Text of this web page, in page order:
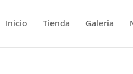
Inicio Tienda Galeria